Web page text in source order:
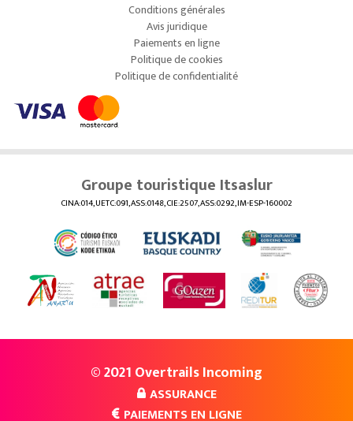
Conditions générales
Avis juridique
Paiements en ligne
Politique de cookies
Politique de confidentialité
Groupe touristique Itsaslur
CINA:014, UETC:091, ASS:0148, CIE:2507, ASS:0292, IM-ESP-160002
© 2021 Overtrails Incoming
ASSURANCE
PAIEMENTS EN LIGNE